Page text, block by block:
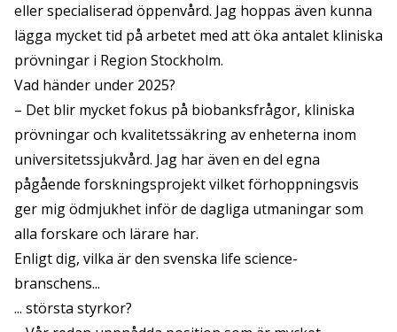
eller specialiserad öppenvård. Jag hoppas även kunna
lägga mycket tid på arbetet med att öka antalet kliniska
prövningar i Region Stockholm.
Vad händer under 2025?
– Det blir mycket fokus på biobanksfrågor, kliniska
prövningar och kvalitetssäkring av enheterna inom
universitetssjukvård. Jag har även en del egna
pågående forskningsprojekt vilket förhoppningsvis
ger mig ödmjukhet inför de dagliga utmaningar som
alla forskare och lärare har.
Enligt dig, vilka är den svenska life science-
branschens...
... största styrkor?